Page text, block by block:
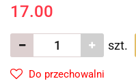
17.00
szt.
Do przechowalni